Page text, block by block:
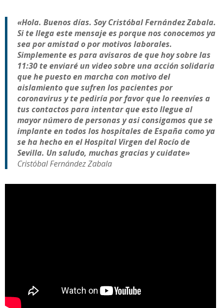
«Hola. Buenos días. Soy Cristóbal Fernández Zabala.
Si te llega este mensaje es porque nos conocemos ya
sea por amistad o por motivos laborales.
Simplemente es para avisaros de que hoy sobre las
11:30 te enviaré un video sobre una acción solidaria
que he puesto en marcha con motivo del
aislamiento que sufren los pacientes por
coronavirus y te pediría por favor que lo reenvíes a
tus contactos para intentar que esto llegue al
mayor número de personas y asi consigamos que se
implante en todos los hospitales de España como ya
se ha hecho en el Hospital Virgen del Rocío de
Sevilla. Un saludo, muchas gracias y cuidate»
Cristóbal Fernández Zabala